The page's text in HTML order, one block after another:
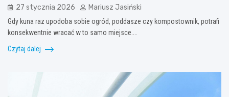
27 stycznia 2026 Mariusz Jasiński
Gdy kuna raz upodoba sobie ogród, poddasze czy kompostownik, potrafi
konsekwentnie wracać w to samo miejsce.…
Czytaj dalej